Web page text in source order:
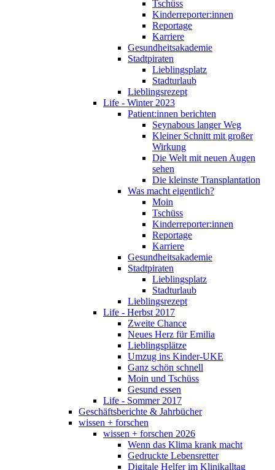
Tschüss
Kinderreporter:innen
Reportage
Karriere
Gesundheitsakademie
Stadtpiraten
Lieblingsplatz
Stadturlaub
Lieblingsrezept
Life - Winter 2023
Patient:innen berichten
Seynabous langer Weg
Kleiner Schnitt mit großer
Wirkung
Die Welt mit neuen Augen
sehen
Die kleinste Transplantation
Was macht eigentlich?
Moin
Tschüss
Kinderreporter:innen
Reportage
Karriere
Gesundheitsakademie
Stadtpiraten
Lieblingsplatz
Stadturlaub
Lieblingsrezept
Life - Herbst 2017
Zweite Chance
Neues Herz für Emilia
Lieblingsplätze
Umzug ins Kinder-UKE
Ganz schön schnell
Moin und Tschüss
Gesund essen
Life - Sommer 2017
Geschäftsberichte & Jahrbücher
wissen + forschen
wissen + forschen 2026
Wenn das Klima krank macht
Gedruckte Lebensretter
Digitale Helfer im Klinikalltag